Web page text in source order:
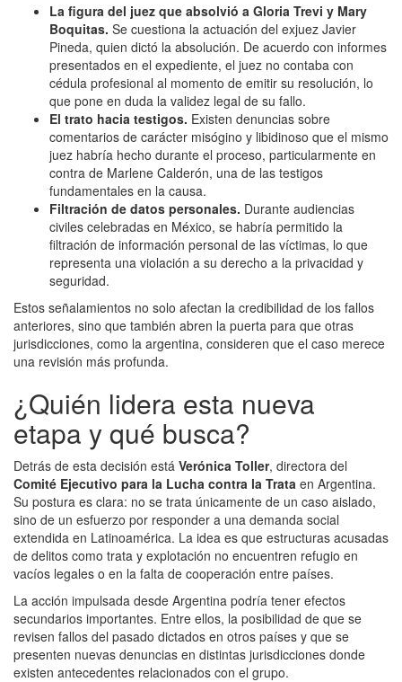
La figura del juez que absolvió a Gloria Trevi y Mary
Boquitas. Se cuestiona la actuación del exjuez Javier
Pineda, quien dictó la absolución. De acuerdo con informes
presentados en el expediente, el juez no contaba con
cédula profesional al momento de emitir su resolución, lo
que pone en duda la validez legal de su fallo.
El trato hacia testigos. Existen denuncias sobre
comentarios de carácter misógino y libidinoso que el mismo
juez habría hecho durante el proceso, particularmente en
contra de Marlene Calderón, una de las testigos
fundamentales en la causa.
Filtración de datos personales. Durante audiencias
civiles celebradas en México, se habría permitido la
filtración de información personal de las víctimas, lo que
representa una violación a su derecho a la privacidad y
seguridad.
Estos señalamientos no solo afectan la credibilidad de los fallos
anteriores, sino que también abren la puerta para que otras
jurisdicciones, como la argentina, consideren que el caso merece
una revisión más profunda.
¿Quién lidera esta nueva
etapa y qué busca?
Detrás de esta decisión está Verónica Toller, directora del
Comité Ejecutivo para la Lucha contra la Trata en Argentina.
Su postura es clara: no se trata únicamente de un caso aislado,
sino de un esfuerzo por responder a una demanda social
extendida en Latinoamérica. La idea es que estructuras acusadas
de delitos como trata y explotación no encuentren refugio en
vacíos legales o en la falta de cooperación entre países.
La acción impulsada desde Argentina podría tener efectos
secundarios importantes. Entre ellos, la posibilidad de que se
revisen fallos del pasado dictados en otros países y que se
presenten nuevas denuncias en distintas jurisdicciones donde
existen antecedentes relacionados con el grupo.